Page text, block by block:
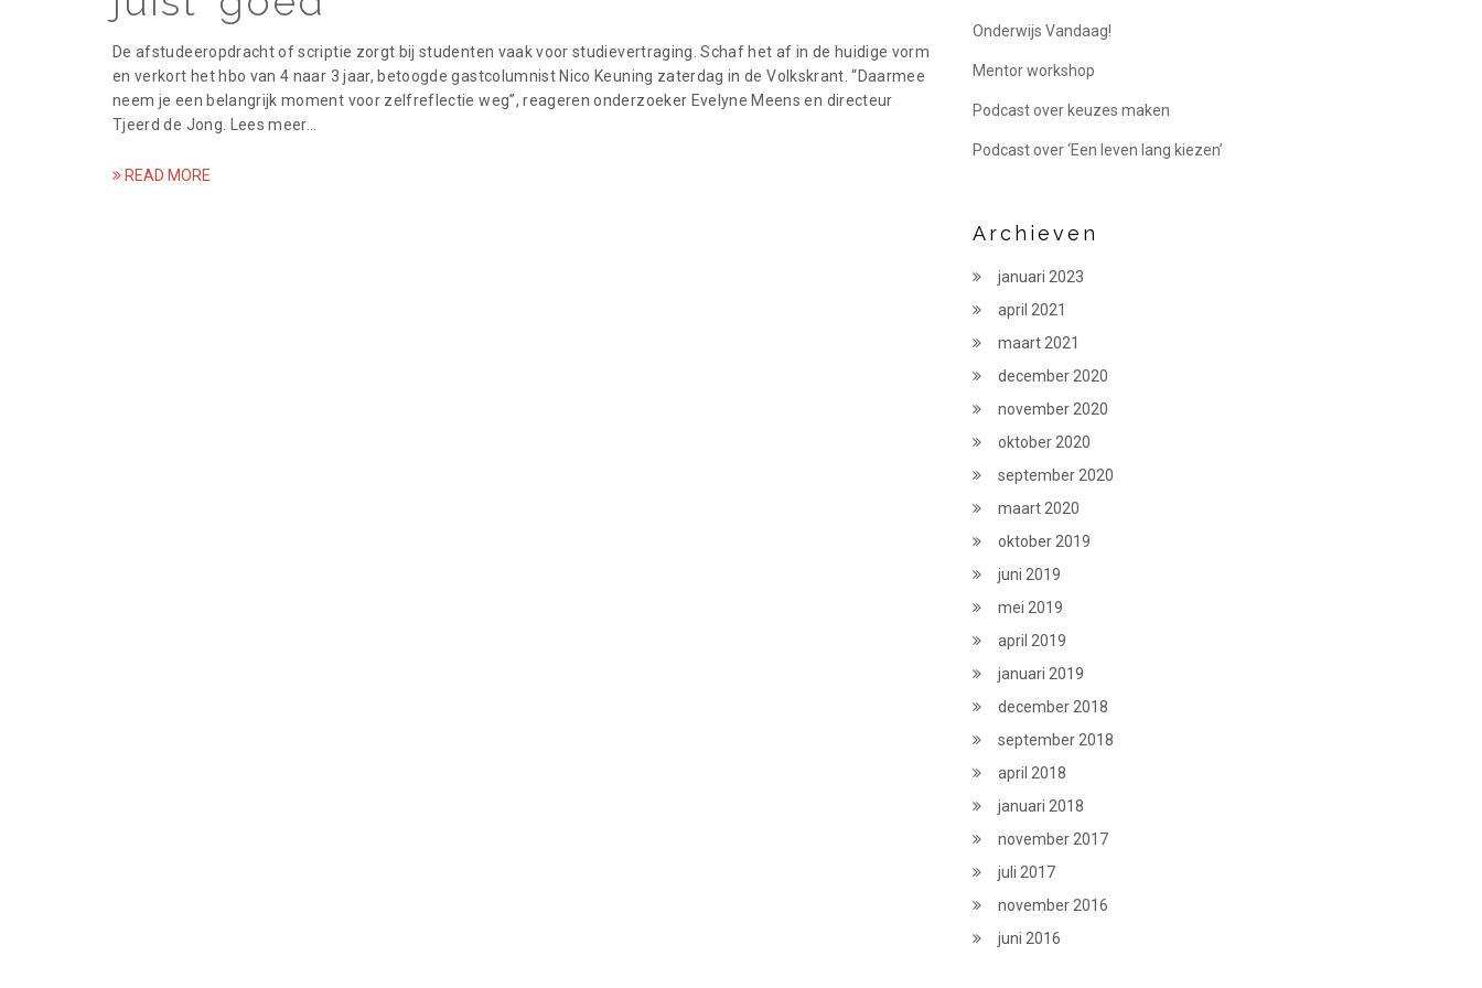
De afstudeeropdracht of scriptie zorgt bij studenten vaak voor studievertraging. Schaf het af in de huidige vorm
en verkort het hbo van 4 naar 3 jaar, betoogde gastcolumnist Nico Keuning zaterdag in de Volkskrant. “Daarmee
neem je een belangrijk moment voor zelfreflectie weg”, reageren onderzoeker Evelyne Meens en directeur
Tjeerd de Jong. Lees meer…
READ MORE
Onderwijs Vandaag!
Mentor workshop
Podcast over keuzes maken
Podcast over ‘Een leven lang kiezen’
Archieven
januari 2023
april 2021
maart 2021
december 2020
november 2020
oktober 2020
september 2020
maart 2020
oktober 2019
juni 2019
mei 2019
april 2019
januari 2019
december 2018
september 2018
april 2018
januari 2018
november 2017
juli 2017
november 2016
juni 2016